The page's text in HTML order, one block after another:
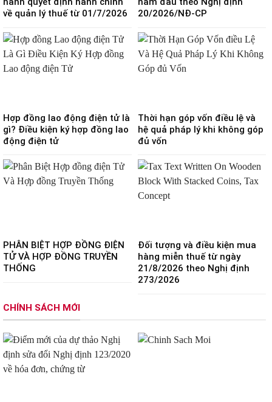
về quản lý thuế từ 01/7/2026
20/2026/NĐ-CP
Hợp đồng lao động điện tử là
gì? Điều kiện ký hợp đồng lao
động điện tử
Thời hạn góp vốn điều lệ và
hệ quả pháp lý khi không góp
đủ vốn
PHÂN BIỆT HỢP ĐỒNG ĐIỆN
TỬ VÀ HỢP ĐỒNG TRUYỀN
THỐNG
Đối tượng và điều kiện mua
hàng miễn thuế từ ngày
21/8/2026 theo Nghị định
273/2026
CHÍNH SÁCH MỚI